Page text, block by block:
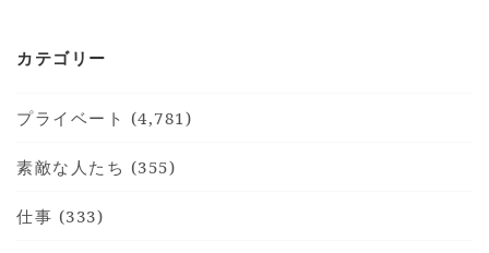
カテゴリー
プライベート (4,781)
素敵な人たち (355)
仕事 (333)